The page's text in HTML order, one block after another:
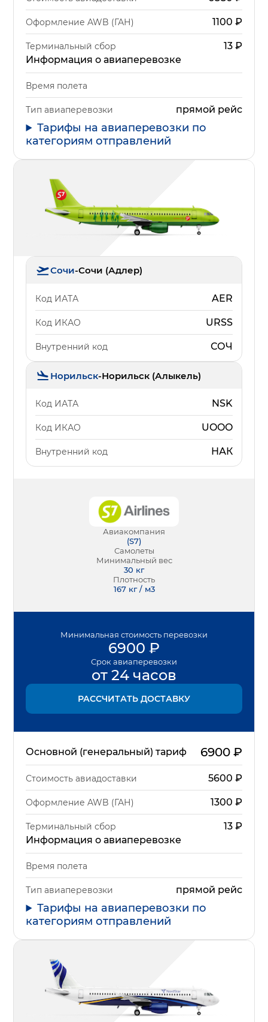
Оформление AWB (ГАН) 1100 ₽
Терминальный сбор 13₽
Информация о авиаперевозке
Время полета
Тип авиаперевозки прямой рейс
Тарифы на авиаперевозки по
категориям отправлений
Сочи-Сочи (Адлер)
Код ИАТА AER
Код ИКАО URSS
Внутренний код СОЧ
Норильск-Норильск (Алыкель)
Код ИАТА NSK
Код ИКАО UOOO
Внутренний код НАК
Авиакомпания
(S7)
Самолеты
Минимальный вес
30 кг
Плотность
167 кг / м3
Минимальная стоимость перевозки
6900 ₽
Срок авиаперевозки
от 24 часов
РАССЧИТАТЬ ДОСТАВКУ
Основной (генеральный) тариф 6900₽
Стоимость авиадоставки 5600 ₽
Оформление AWB (ГАН) 1300 ₽
Терминальный сбор 13₽
Информация о авиаперевозке
Время полета
Тип авиаперевозки прямой рейс
Тарифы на авиаперевозки по
категориям отправлений